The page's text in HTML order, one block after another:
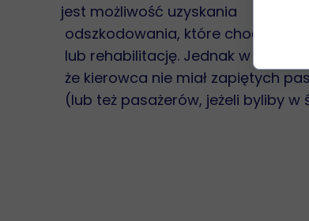
jest możliwość uzyskania
odszkodowania, które choć w
lub rehabilitację. Jednak w tym
że kierowca nie miał zapiętych
(lub też pasażerów, jeżeli byliby